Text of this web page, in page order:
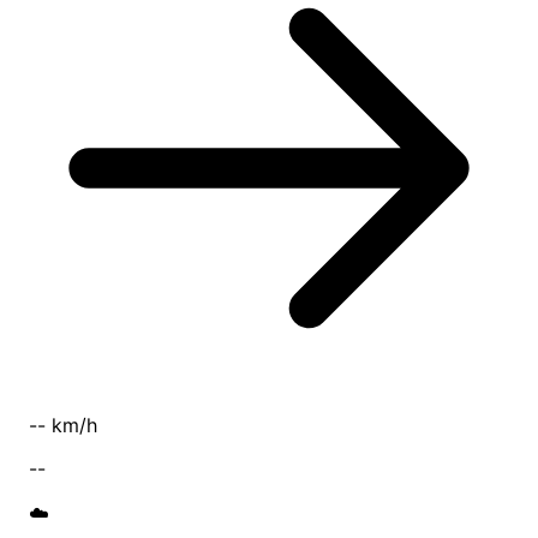
-- km/h
--
☁️